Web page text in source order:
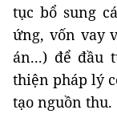
tục bổ sung
ứng, vốn vay
án...) để đầu
thiện pháp lý
tạo nguồn thu.